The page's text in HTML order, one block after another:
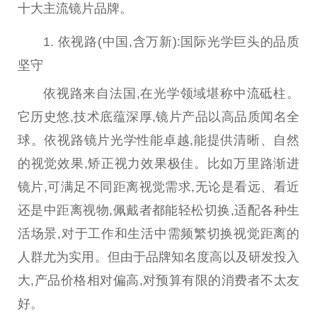
十大主流镜片品牌。
1. 依视路(中国 ,含万新):国际光学巨头的品质
坚守
依视路来自法国,在光学领域堪称中流砥柱。
它历史悠,技术底蕴深厚,镜片产品以高品质闻名全
球。依视路镜片光学性能卓越,能提供清晰、自然
的视觉效果,矫正视力效果极佳。比如万里路渐进
镜片,可满足不同距离视觉需求,无论是看远、看近
还是中距离视物,佩戴者都能轻松切换,适配各种生
活场景,对于工作和生活中需频繁切换视觉距离的
人群尤为实用。但由于品牌知名度高以及研发投入
大,产品价格相对偏高,对预算有限的消费者不太友
好。